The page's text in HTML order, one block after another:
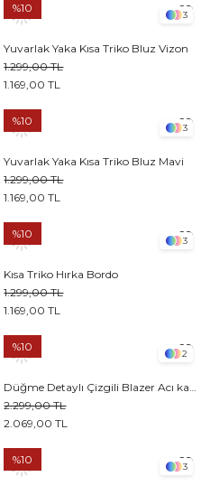
3
Yuvarlak Yaka Kısa Triko Bluz Vizon
1.169,00 TL
1.299,00 TL
%10
3
Yuvarlak Yaka Kısa Triko Bluz Mavi
1.169,00 TL
1.299,00 TL
%10
3
Kısa Triko Hırka Bordo
1.169,00 TL
1.299,00 TL
%10
2
Düğme Detaylı Çizgili Blazer Acı kahve
2.069,00 TL
2.299,00 TL
%10
3
%10